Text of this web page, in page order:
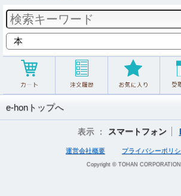
e-honトップへ
表示 ： スマートフォン
運営会社概要 プライバシーポリ
Copyright © TOHAN CORPORATION